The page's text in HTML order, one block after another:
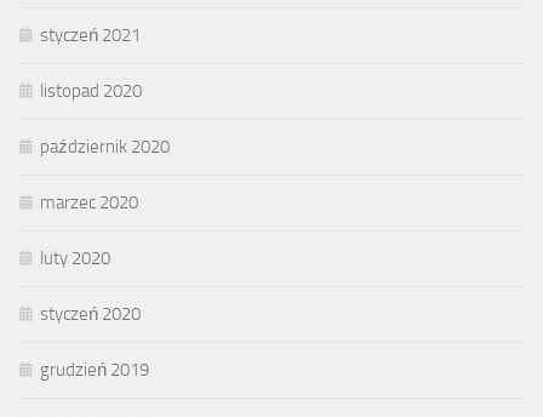
styczeń 2021
listopad 2020
październik 2020
marzec 2020
luty 2020
styczeń 2020
grudzień 2019